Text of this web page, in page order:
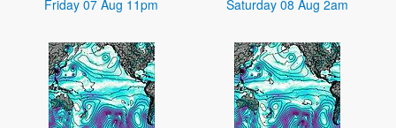
Friday 07 Aug 11pm Saturday 08 Aug 2am